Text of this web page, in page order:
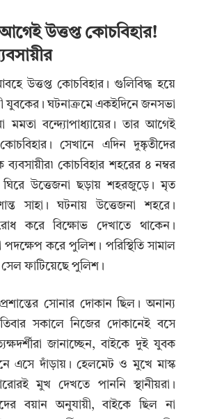
উত্তপ্ত কোচবিহার!
উত্তপ্ত কোচবিহার। গুলিবিদ্ধ হয়ে
যুবকের। ঘটনাক্রমে একইদিনে জনসভা
মমতা বন্দ্যোপাধ্যায়ের। তার আগেই
সেখানে এদিন দুষ্কৃতীদের
কোচবিহার শহরের ৪ নম্বর
ঘিরে উত্তেজনা ছড়ায় শহরজুড়ে। মৃত
সাহা। ঘটনায় উত্তেজনা শহরে।
করে বিক্ষোভ দেখাতে থাকেন।
করে পুলিশ। পরিস্থিতি সামাল
সেল ফাটিয়েছে পুলিশ।
সোনার দোকান ছিল। অনান্য
সকালে নিজের দোকানেই বসে
জানাচ্ছেন, বাইকে দুই যুবক
এসে দাঁড়ায়। হেলমেট ও মুখে মাস্ক
মুখ দেখতে পাননি স্থানীয়রা।
বয়ান অনুযায়ী, বাইকে ছিল না